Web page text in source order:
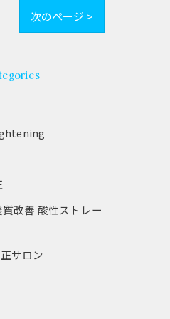
次のページ >
改善 酸性ストレー
サロン